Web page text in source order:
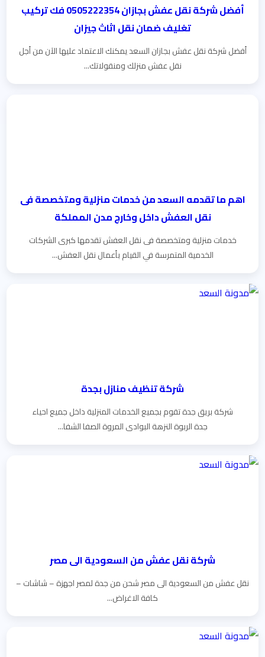
أفضل شركة نقل عفش بجازان 0505222354 فك تركيب
تغليف ضمان نقل اثاث جيزان
أفضل شركة نقل عفش بجازان السعد يمكنك الاعتماد عليها الآن من أجل
نقل عفش منزلك ومنقولاتك...
اهم ما تقدمه السعد من خدمات منزلية ومتخصصة فى
نقل العفش داخل وخارج مدن المملكة
خدمات منزلية ومتخصصة فى نقل العفش تقدمها كبرى الشركات
الخدمية المتمرسة في القيام بأعمال نقل العفش...
شركة تنظيف منازل بجدة
شركة بريق جدة تقوم بجميع الخدمات المنزلية داخل جميع احياء
جدة الربوة النزهة البوادى المروة الصفا الشفا...
شركة نقل عفش من السعودية الى مصر
نقل عفش من السعودية الى مصر شحن من جدة لمصر اجهزة – شاشات –
كافة الاغراض...